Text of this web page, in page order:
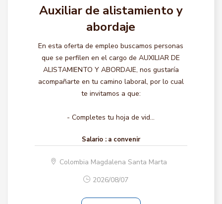
Auxiliar de alistamiento y
abordaje
En esta oferta de empleo buscamos personas
que se perfilen en el cargo de AUXILIAR DE
ALISTAMIENTO Y ABORDAJE, nos gustaría
acompañarte en tu camino laboral, por lo cual
te invitamos a que:
- Completes tu hoja de vid...
Salario : a convenir
Colombia Magdalena Santa Marta
2026/08/07